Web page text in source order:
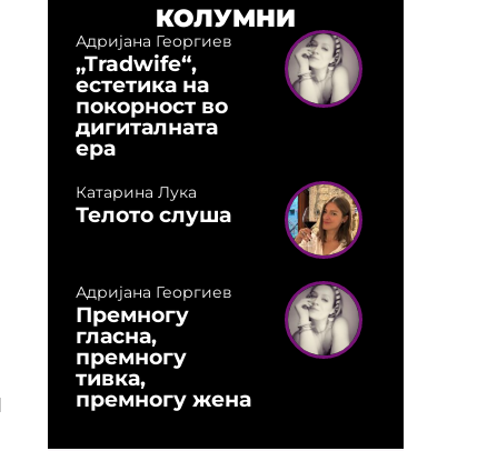
КОЛУМНИ
Адријана Георгиев
„Tradwife“,
естетика на
покорност во
дигиталната
ера
Катарина Лука
Телото слуша
Адријана Георгиев
Премногу
гласна,
премногу
тивка,
премногу жена